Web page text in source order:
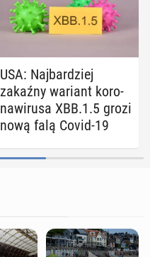
USA: Naj­bar­dziej
zakaźny wariant ko­ro­
na­wi­ru­sa XBB.1.5 grozi
nową falą Covid-19